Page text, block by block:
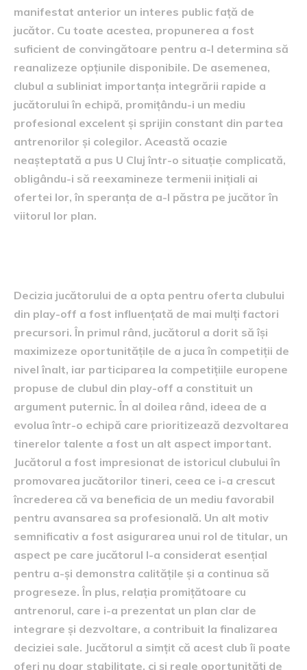
manifestat anterior un interes public față de
jucător. Cu toate acestea, propunerea a fost
suficient de convingătoare pentru a-l determina să
reanalizeze opțiunile disponibile. De asemenea,
clubul a subliniat importanța integrării rapide a
jucătorului în echipă, promițându-i un mediu
profesional excelent și sprijin constant din partea
antrenorilor și colegilor. Această ocazie
neașteptată a pus U Cluj într-o situație complicată,
obligându-i să reexamineze termenii inițiali ai
ofertei lor, în speranța de a-l păstra pe jucător în
viitorul lor plan.
Decizia jucătorului de a opta pentru oferta clubului
din play-off a fost influențată de mai mulți factori
precursori. În primul rând, jucătorul a dorit să își
maximizeze oportunitățile de a juca în competiții de
nivel înalt, iar participarea la competițiile europene
propuse de clubul din play-off a constituit un
argument puternic. În al doilea rând, ideea de a
evolua într-o echipă care prioritizează dezvoltarea
tinerelor talente a fost un alt aspect important.
Jucătorul a fost impresionat de istoricul clubului în
promovarea jucătorilor tineri, ceea ce i-a crescut
încrederea că va beneficia de un mediu favorabil
pentru avansarea sa profesională. Un alt motiv
semnificativ a fost asigurarea unui rol de titular, un
aspect pe care jucătorul l-a considerat esențial
pentru a-și demonstra calitățile și a continua să
progreseze. În plus, relația promițătoare cu
antrenorul, care i-a prezentat un plan clar de
integrare și dezvoltare, a contribuit la finalizarea
deciziei sale. Jucătorul a simțit că acest club îi poate
oferi nu doar stabilitate, ci și reale oportunități de